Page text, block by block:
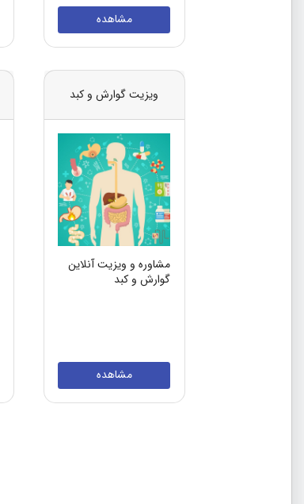
مشاهده
ویزیت گوارش و کبد
مشاوره و ویزیت آنلاین
گوارش و کبد
مشاهده